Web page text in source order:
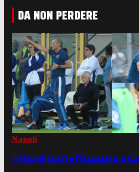
DA NON PERDERE
Napoli
Il Napoli batte l'Osasuna a